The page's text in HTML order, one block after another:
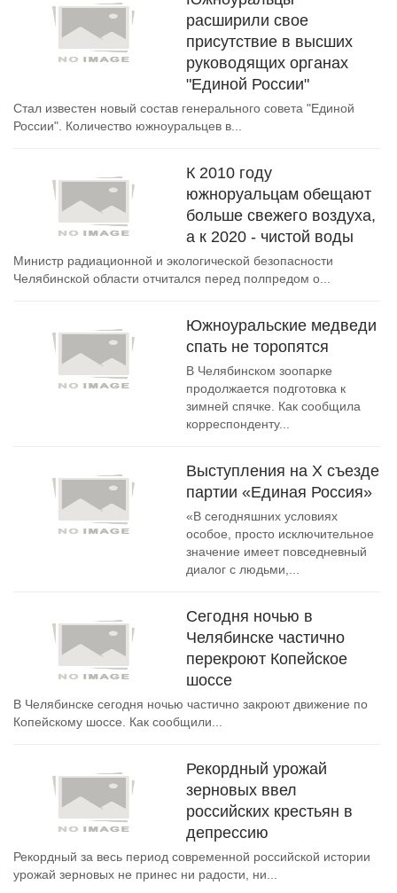
расширили свое
присутствие в высших
руководящих органах
"Единой России"
Стал известен новый состав генерального совета "Единой
России". Количество южноуральцев в...
К 2010 году
южноруальцам обещают
больше свежего воздуха,
а к 2020 - чистой воды
Министр радиационной и экологической безопасности
Челябинской области отчитался перед полпредом о...
Южноуральские медведи
спать не торопятся
В Челябинском зоопарке
продолжается подготовка к
зимней спячке. Как сообщила
корреспонденту...
Выступления на Х съезде
партии «Единая Россия»
«В сегодняшних условиях
особое, просто исключительное
значение имеет повседневный
диалог с людьми,...
Сегодня ночью в
Челябинске частично
перекроют Копейское
шоссе
В Челябинске сегодня ночью частично закроют движение по
Копейскому шоссе. Как сообщили...
Рекордный урожай
зерновых ввел
российских крестьян в
депрессию
Рекордный за весь период современной российской истории
урожай зерновых не принес ни радости, ни...